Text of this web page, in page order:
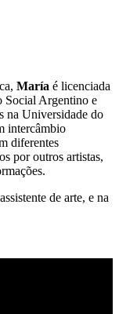
María é licenciada
Social Argentino e
na Universidade do
intercâmbio
diferentes
por outros artistas,
de arte, e na